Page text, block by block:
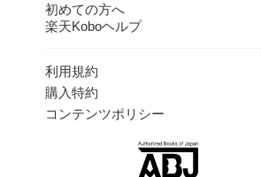
初めての方へ
楽天Koboヘルプ
利用規約
購入特約
コンテンツポリシー